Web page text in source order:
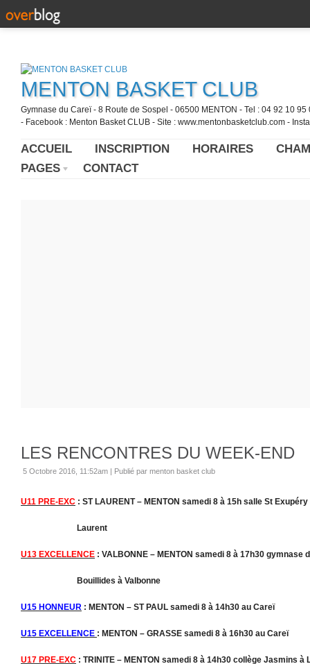
MENTON BASKET CLUB
Gymnase du Careï - 8 Route de Sospel - 06500 MENTON - Tel : 04 92 10
- Facebook : Menton Basket CLUB - Site : www.mentonbasketclub.com -
ACCUEIL INSCRIPTION HORAIRES
PAGES
CONTACT
LES RENCONTRES DU WEEK-END
5 Octobre 2016, 11:52am | Publié par menton basket club
U11 PRE-EXC : ST LAURENT – MENTON samedi 8 à 15h salle St Exupéry
Laurent
U13 EXCELLENCE : VALBONNE – MENTON samedi 8 à 17h30 gymnase
Bouillides à Valbonne
U15 HONNEUR : MENTON – ST PAUL samedi 8 à 14h30 au Careï
U15 EXCELLENCE : MENTON – GRASSE samedi 8 à 16h30 au Careï
U17 PRE-EXC : TRINITE – MENTON samedi 8 à 14h30 collège Jasmins à